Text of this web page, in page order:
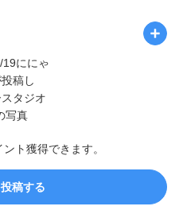
ト獲得できます。
稿する